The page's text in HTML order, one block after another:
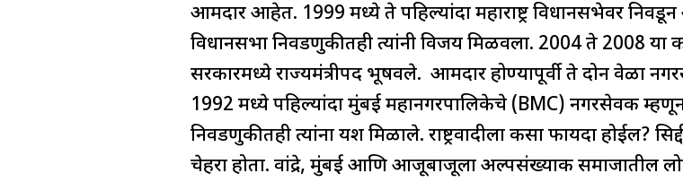
आमदार आहेत. 1999 मध्ये ते पहिल्यांदा महाराष्ट्र विधानसभेवर
विधानसभा निवडणुकीतही त्यांनी विजय मिळवला. 2004 ते 2008 या
सरकारमध्ये राज्यमंत्रीपद भूषवले. आमदार होण्यापूर्वी ते दोन वेळा
1992 मध्ये पहिल्यांदा मुंबई महानगरपालिकेचे (BMC) नगरसेवक
निवडणुकीतही त्यांना यश मिळाले. राष्ट्रवादीला कसा फायदा होईल?
चेहरा होता. वांद्रे, मुंबई आणि आजूबाजूला अल्पसंख्याक समाजातील